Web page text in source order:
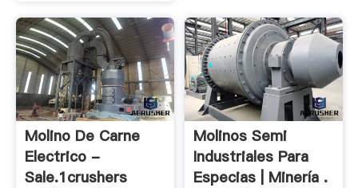
Molino De Carne
Electrico -
Sale.1crushers
Molinos Semi
Industriales Para
Especias | Minería .